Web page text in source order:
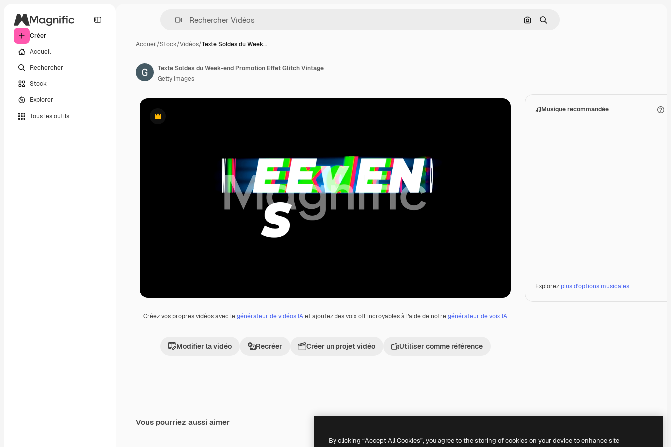
Créer
Accueil
Rechercher
Stock
Explorer
Tous les outils
Rechercher par image
Rechercher
Accueil/Stock/Vidéos/Texte Soldes du Week…
Premium
Créez vos propres vidéos avec legénérateur de vidéos IAet ajoutez des voix off incroyables à l’aide de notregénérateur de voix IA
Modifier la vidéo Recréer Créer un projet vidéo Utiliser comme référence
Musique recommandée
Explorez plus d’options musicales
Texte Soldes du Week-end Promotion Effet Glitch Vintage
Getty Images
Vous pourriez aussi aimer
By clicking “Accept All Cookies”, you agree to the storing of cookies on your device to enhance site